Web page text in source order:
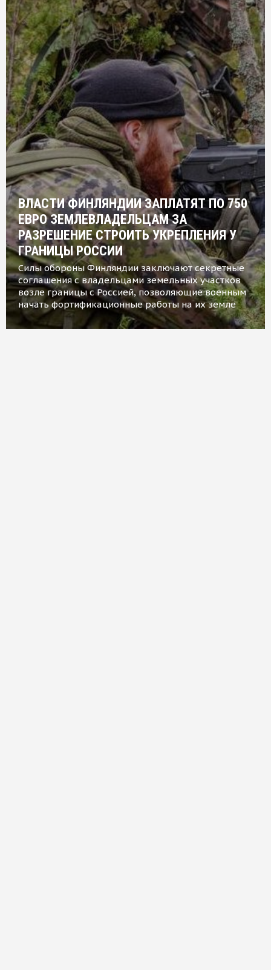
ВЛАСТИ ФИНЛЯНДИИ ЗАПЛАТЯТ ПО 750
ЕВРО ЗЕМЛЕВЛАДЕЛЬЦАМ ЗА
РАЗРЕШЕНИЕ СТРОИТЬ УКРЕПЛЕНИЯ У
ГРАНИЦЫ РОССИИ
Силы обороны Финляндии заключают секретные
соглашения с владельцами земельных участков
возле границы с Россией, позволяющие военным
начать фортификационные работы на их земле